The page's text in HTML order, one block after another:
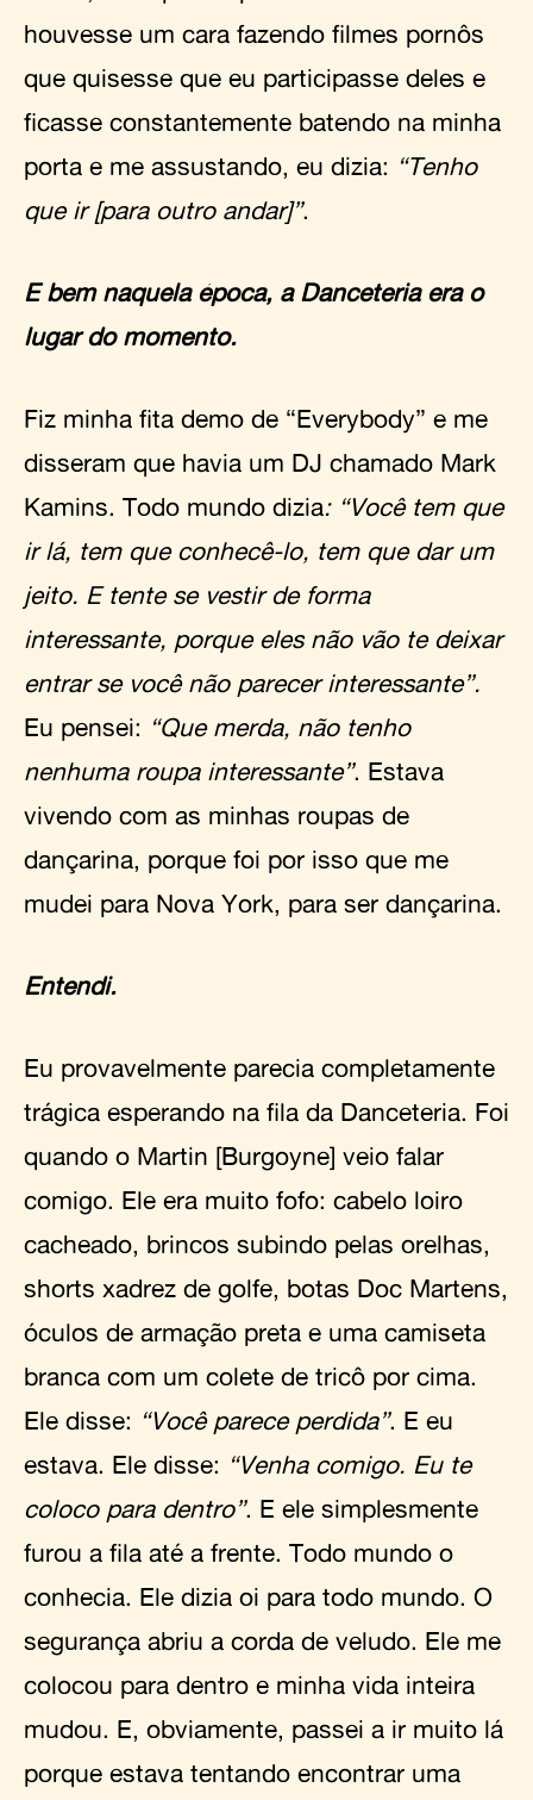
houvesse um cara fazendo filmes pornôs
que quisesse que eu participasse deles e
ficasse constantemente batendo na minha
porta e me assustando, eu dizia: “Tenho
que ir [para outro andar]”.
E bem naquela época, a Danceteria era o
lugar do momento.
Fiz minha fita demo de “Everybody” e me
disseram que havia um DJ chamado Mark
Kamins. Todo mundo dizia: “Você tem que
ir lá, tem que conhecê-lo, tem que dar um
jeito. E tente se vestir de forma
interessante, porque eles não vão te deixar
entrar se você não parecer interessante”.
Eu pensei: “Que merda, não tenho
nenhuma roupa interessante”. Estava
vivendo com as minhas roupas de
dançarina, porque foi por isso que me
mudei para Nova York, para ser dançarina.
Entendi.
Eu provavelmente parecia completamente
trágica esperando na fila da Danceteria. Foi
quando o Martin [Burgoyne] veio falar
comigo. Ele era muito fofo: cabelo loiro
cacheado, brincos subindo pelas orelhas,
shorts xadrez de golfe, botas Doc Martens,
óculos de armação preta e uma camiseta
branca com um colete de tricô por cima.
Ele disse: “Você parece perdida”. E eu
estava. Ele disse: “Venha comigo. Eu te
coloco para dentro”. E ele simplesmente
furou a fila até a frente. Todo mundo o
conhecia. Ele dizia oi para todo mundo. O
segurança abriu a corda de veludo. Ele me
colocou para dentro e minha vida inteira
mudou. E, obviamente, passei a ir muito lá
porque estava tentando encontrar uma